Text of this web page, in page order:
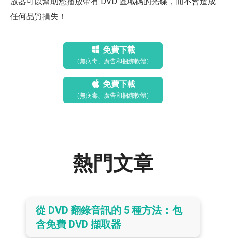
任何品質損失！
免費下載
（無病毒、廣告和捆綁軟體）
免費下載
（無病毒、廣告和捆綁軟體）
熱門文章
從 DVD 翻錄音訊的 5 種方法：包
含免費 DVD 擷取器